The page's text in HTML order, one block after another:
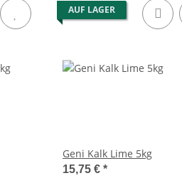
AUF LAGER
Geni Kalk Lime 5kg
15,75 € *